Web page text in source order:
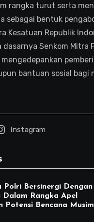
rangka turut serta
sebagai bentuk
Kesatuan Republik
dasarnya Senkom Mitra
mengedepankan
bantuan sosial bagi
Instagram
Polri Bersinergi Dengan
Dalam Rangka Apel
Potensi Bencana Musim